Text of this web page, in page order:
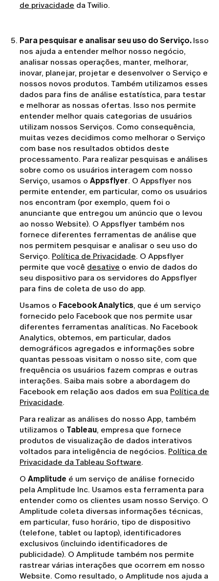
de privacidade da Twilio.
Para pesquisar e analisar seu uso do Serviço. Isso
nos ajuda a entender melhor nosso negócio,
analisar nossas operações, manter, melhorar,
inovar, planejar, projetar e desenvolver o Serviço e
nossos novos produtos. Também utilizamos esses
dados para fins de análise estatística, para testar
e melhorar as nossas ofertas. Isso nos permite
entender melhor quais categorias de usuários
utilizam nossos Serviços. Como consequência,
muitas vezes decidimos como melhorar o Serviço
com base nos resultados obtidos deste
processamento. Para realizar pesquisas e análises
sobre como os usuários interagem com nosso
Serviço, usamos o Appsflyer. O Appsflyer nos
permite entender, em particular, como os usuários
nos encontram (por exemplo, quem foi o
anunciante que entregou um anúncio que o levou
ao nosso Website). O Appsflyer também nos
fornece diferentes ferramentas de análise que
nos permitem pesquisar e analisar o seu uso do
Serviço. Política de Privacidade. O Appsflyer
permite que você desative o envio de dados do
seu dispositivo para os servidores do Appsflyer
para fins de coleta de uso do app.
Usamos o Facebook Analytics, que é um serviço
fornecido pelo Facebook que nos permite usar
diferentes ferramentas analíticas. No Facebook
Analytics, obtemos, em particular, dados
demográficos agregados e informações sobre
quantas pessoas visitam o nosso site, com que
frequência os usuários fazem compras e outras
interações. Saiba mais sobre a abordagem do
Facebook em relação aos dados em sua Política de
Privacidade.
Para realizar as análises do nosso App, também
utilizamos o Tableau, empresa que fornece
produtos de visualização de dados interativos
voltados para inteligência de negócios. Política de
Privacidade da Tableau Software.
O Amplitude é um serviço de análise fornecido
pela Amplitude Inc. Usamos esta ferramenta para
entender como os clientes usam nosso Serviço. O
Amplitude coleta diversas informações técnicas,
em particular, fuso horário, tipo de dispositivo
(telefone, tablet ou laptop), identificadores
exclusivos (incluindo identificadores de
publicidade). O Amplitude também nos permite
rastrear várias interações que ocorrem em nosso
Website. Como resultado, o Amplitude nos ajuda a